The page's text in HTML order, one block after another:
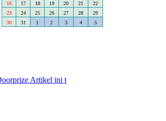
16
17 18 19 20 21
22
23
24 25 26 27 28
29
30
31 1 2 3 4 5
Artikel ini t